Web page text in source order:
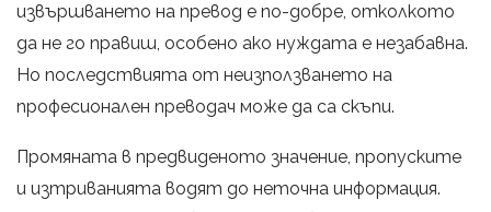
извършването на превод е по-добре, отколкото
да не го правиш, особено ако нуждата е незабавна.
Но последствията от неизползването на
професионален преводач може да са скъпи.
Промяната в предвиденото значение, пропуските
и изтриванията водят до неточна информация.